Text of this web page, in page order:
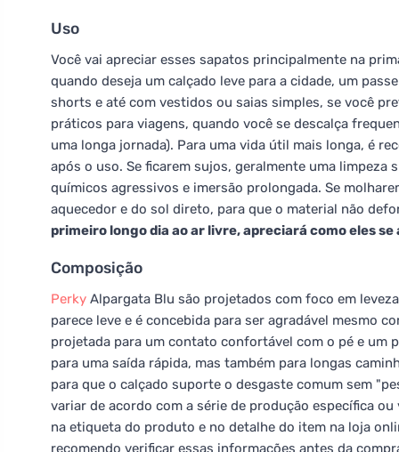
Uso
Você vai apreciar esses sapatos principalmente na
quando deseja um calçado leve para a cidade, um
shorts e até com vestidos ou saias simples, se você
práticos para viagens, quando você se descalça
uma longa jornada). Para uma vida útil mais longa, é
após o uso. Se ficarem sujos, geralmente uma limpeza
químicos agressivos e imersão prolongada. Se
aquecedor e do sol direto, para que o material não
primeiro longo dia ao ar livre, apreciará como eles
Composição
Perky Alpargata Blu são projetados com foco em
parece leve e é concebida para ser agradável mesmo
projetada para um contato confortável com o pé e um
para uma saída rápida, mas também para longas
para que o calçado suporte o desgaste comum sem
variar de acordo com a série de produção específica
na etiqueta do produto e no detalhe do item na loja
recomendo verificar essas informações antes da